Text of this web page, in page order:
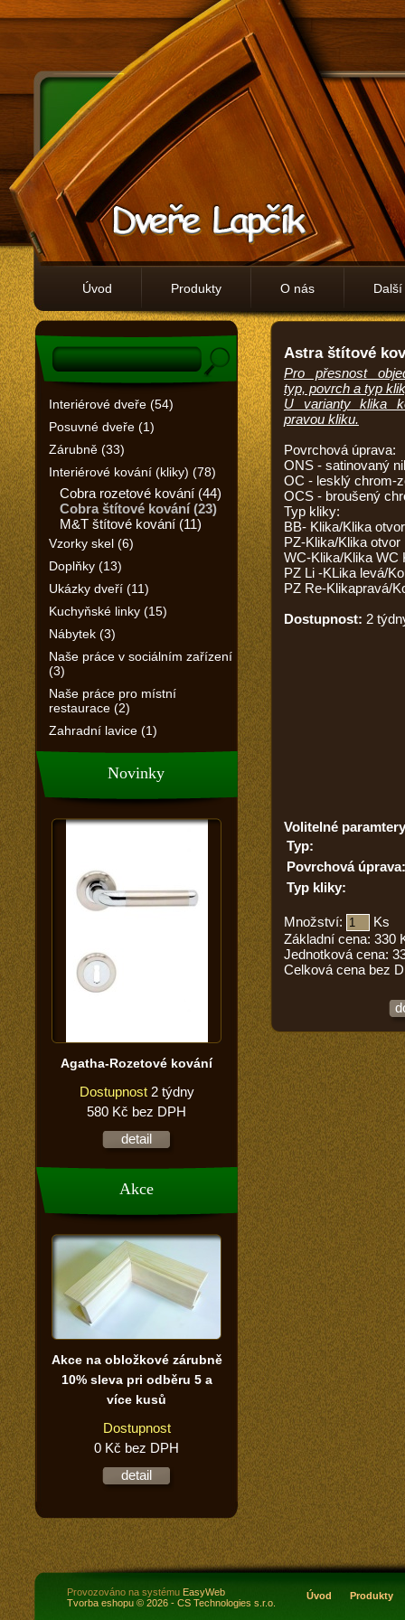
Úvod Produkty O nás
Interiérové dveře (54)
Posuvné dveře (1)
Zárubně (33)
Interiérové kování (kliky) (78)
Cobra rozetové kování (44)
Cobra štítové kování (23)
M&T štítové kování (11)
Vzorky skel (6)
Doplňky (13)
Ukázky dveří (11)
Kuchyňské linky (15)
Nábytek (3)
Naše práce v sociálním zařízení
(3)
Naše práce pro místní
restaurace (2)
Zahradní lavice (1)
Novinky
Agatha-Rozetové kování
Dostupnost 2 týdny
580 Kč bez DPH
detail
Akce
Akce na obložkové zárubně
10% sleva pri odběru 5 a
více kusů
Dostupnost
0 Kč bez DPH
detail
Astra štítové
Pro přesnost
typ, povrch a typ
U varianty klika
pravou kliku.
Povrchová úprava:
ONS - satinovaný
OC - lesklý chrom-
OCS - broušený
Typ kliky:
BB- Klika/Klika
PZ-Klika/Klika
WC-Klika/Klika WC
PZ Li -KLika levá/
PZ Re-Klikapravá/
Dostupnost: 2
Volitelné
Typ:
Povrchová úprava:
Typ kliky:
Množství:
Ks
Základní cena: 330
Jednotková cena:
Celková cena bez
Úvod Produkty
Provozováno na systému EasyWeb
Tvorba eshopu © 2026 - CS Technologies s.r.o.